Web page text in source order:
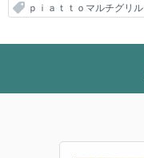
ｐｉａｔｔｏマルチグリル